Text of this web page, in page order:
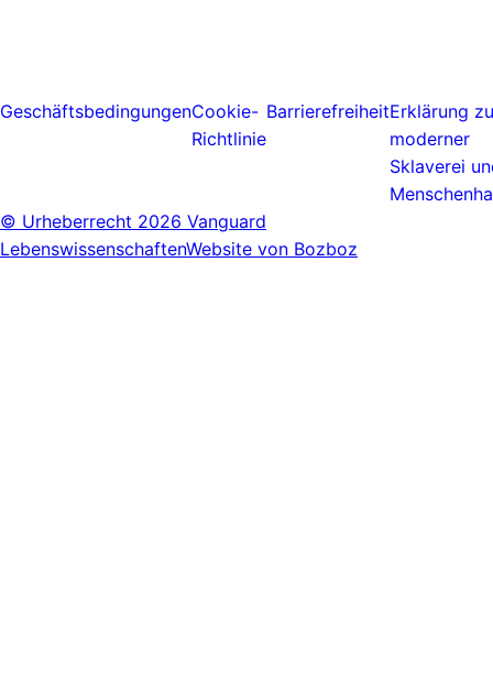
GeschäftsbedingungenCookie-
Richtlinie
BarrierefreiheitErklärung zu
moderner
Sklaverei
© Urheberrecht 2026 Vanguard
LebenswissenschaftenWebsite von Bozboz